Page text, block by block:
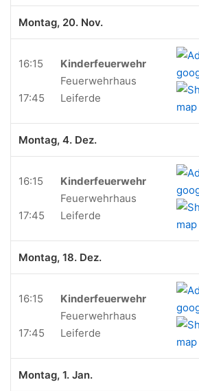
Montag, 20. Nov.
16:15
17:45
Kinderfeuerwehr
Feuerwehrhaus
Leiferde
Montag, 4. Dez.
16:15
17:45
Kinderfeuerwehr
Feuerwehrhaus
Leiferde
Montag, 18. Dez.
16:15
17:45
Kinderfeuerwehr
Feuerwehrhaus
Leiferde
Montag, 1. Jan.